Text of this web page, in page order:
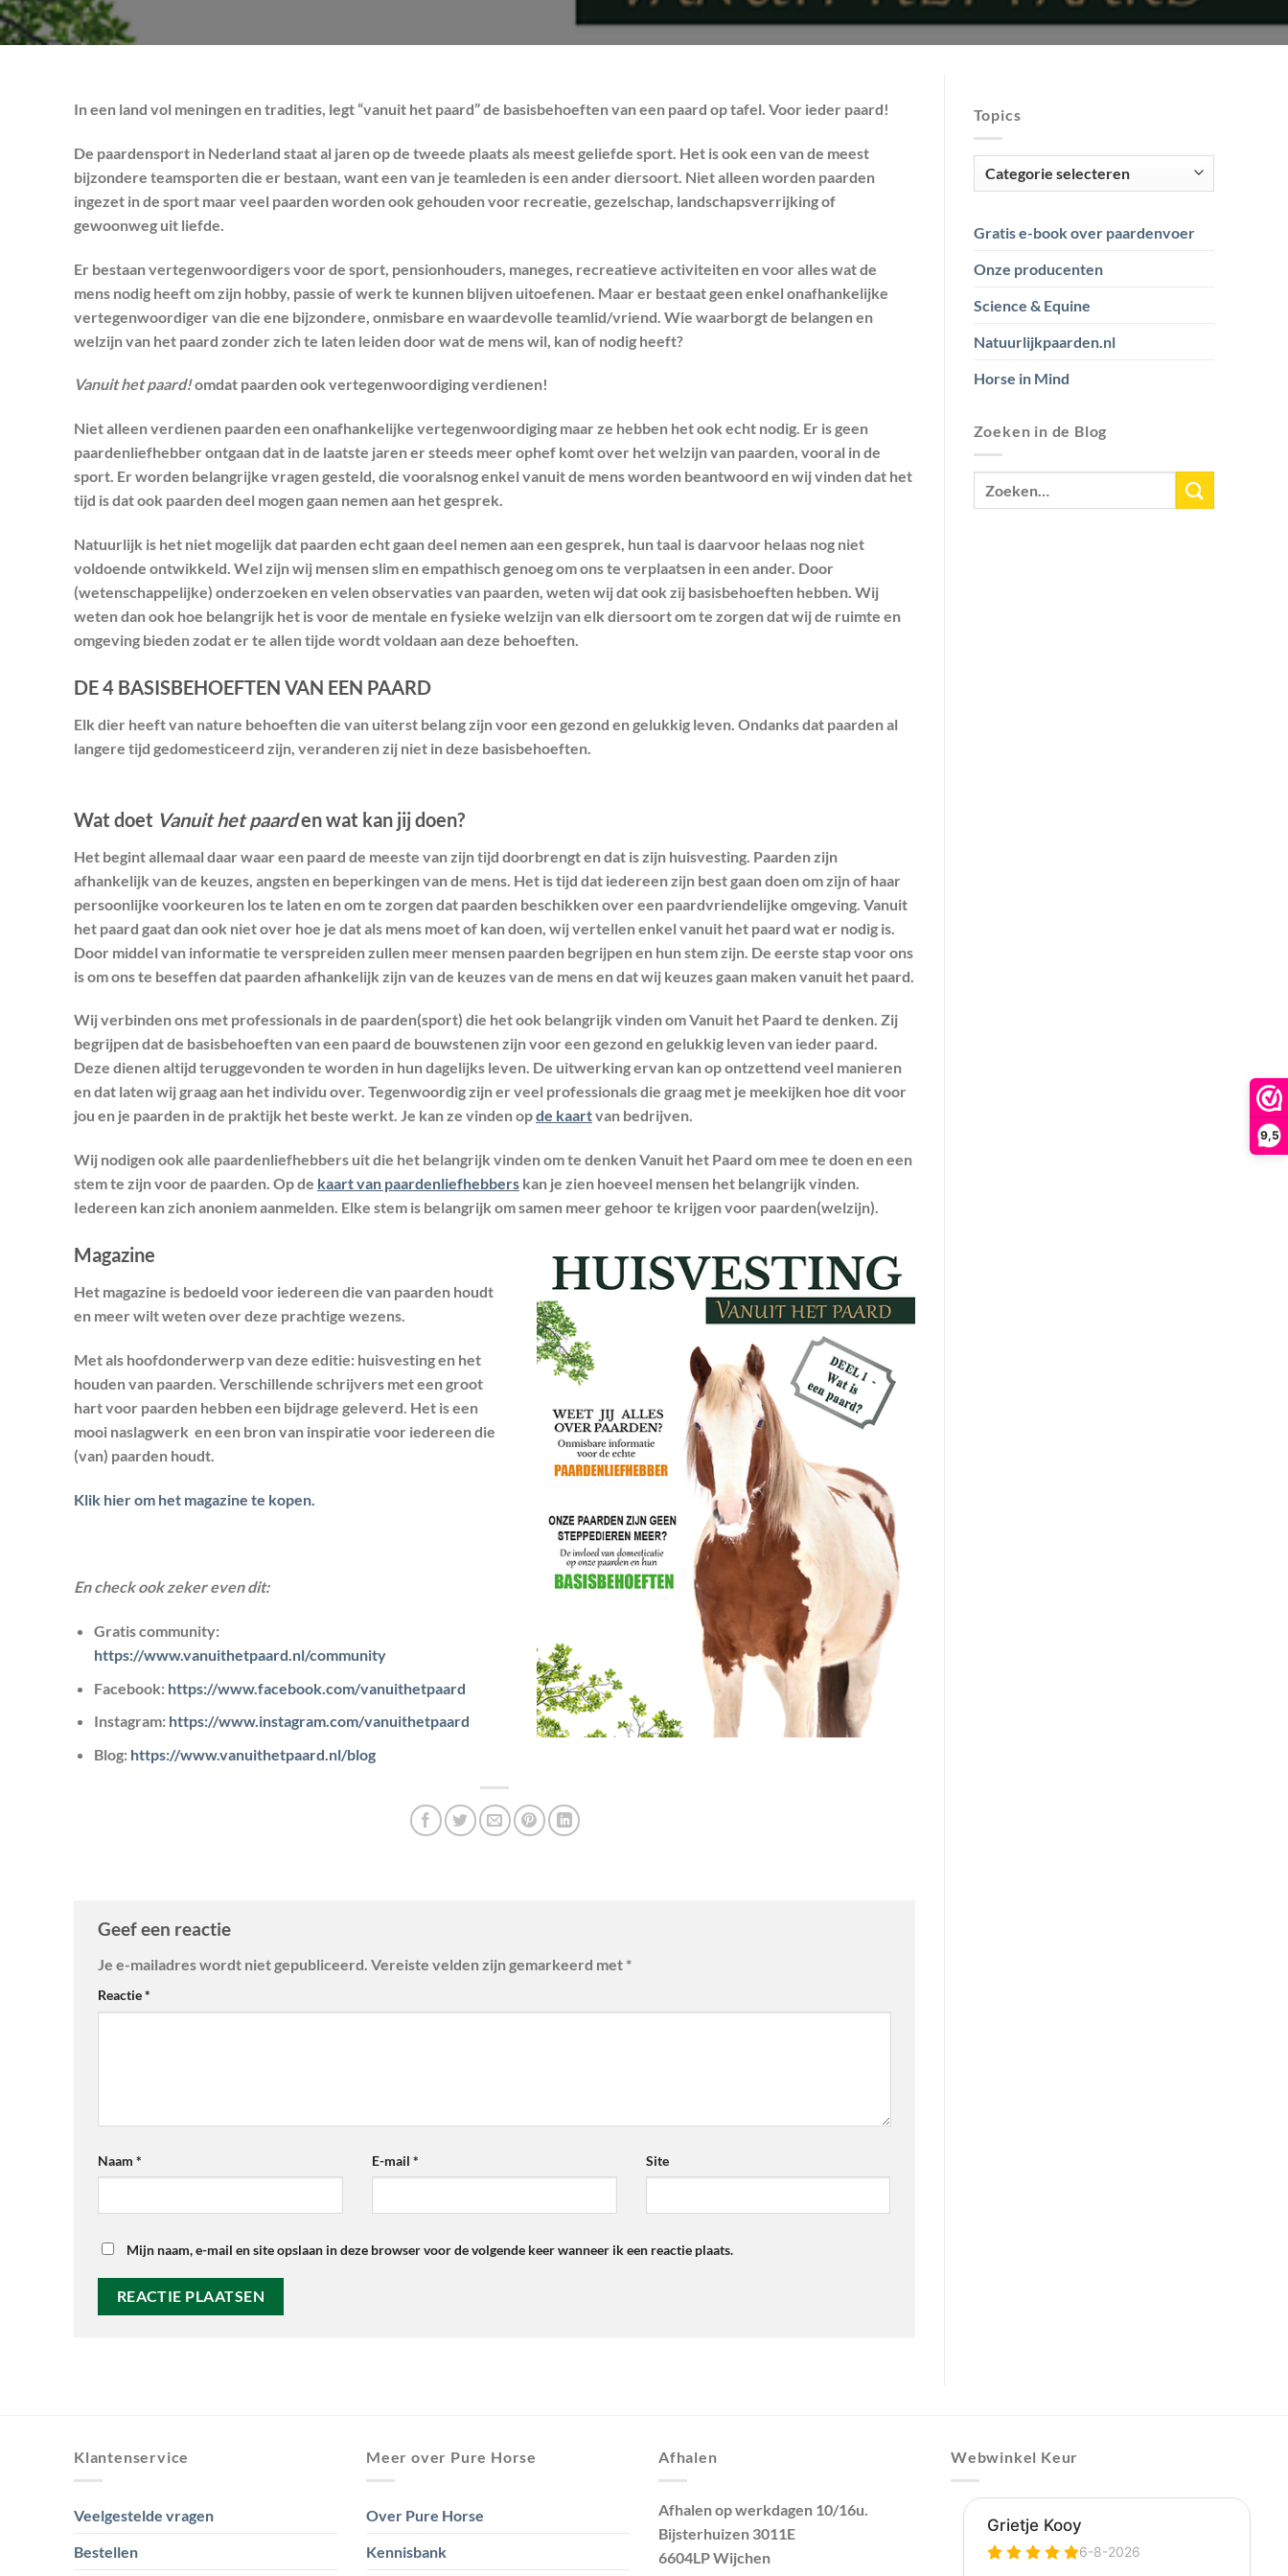
9,5
In een land vol meningen en tradities, legt “vanuit het paard” de basisbehoeften van een paard op tafel. Voor ieder paard!
De paardensport in Nederland staat al jaren op de tweede plaats als meest geliefde sport. Het is ook een van de meest
bijzondere teamsporten die er bestaan, want een van je teamleden is een ander diersoort. Niet alleen worden paarden
ingezet in de sport maar veel paarden worden ook gehouden voor recreatie, gezelschap, landschapsverrijking of
gewoonweg uit liefde.
Er bestaan vertegenwoordigers voor de sport, pensionhouders, maneges, recreatieve activiteiten en voor alles wat de
mens nodig heeft om zijn hobby, passie of werk te kunnen blijven uitoefenen. Maar er bestaat geen enkel onafhankelijke
vertegenwoordiger van die ene bijzondere, onmisbare en waardevolle teamlid/vriend. Wie waarborgt de belangen en
welzijn van het paard zonder zich te laten leiden door wat de mens wil, kan of nodig heeft?
Vanuit het paard!omdat paarden ook vertegenwoordiging verdienen!
Niet alleen verdienen paarden een onafhankelijke vertegenwoordiging maar ze hebben het ook echt nodig. Er is geen
paardenliefhebber ontgaan dat in de laatste jaren er steeds meer ophef komt over het welzijn van paarden, vooral in de
sport. Er worden belangrijke vragen gesteld, die vooralsnog enkel vanuit de mens worden beantwoord en wij vinden dat het
tijd is dat ook paarden deel mogen gaan nemen aan het gesprek.
Natuurlijk is het niet mogelijk dat paarden echt gaan deel nemen aan een gesprek, hun taal is daarvoor helaas nog niet
voldoende ontwikkeld. Wel zijn wij mensen slim en empathisch genoeg om ons te verplaatsen in een ander. Door
(wetenschappelijke) onderzoeken en velen observaties van paarden, weten wij dat ook zij basisbehoeften hebben. Wij
weten dan ook hoe belangrijk het is voor de mentale en fysieke welzijn van elk diersoort om te zorgen dat wij de ruimte en
omgeving bieden zodat er te allen tijde wordt voldaan aan deze behoeften.
DE 4 BASISBEHOEFTEN VAN EEN PAARD
Elk dier heeft van nature behoeften die van uiterst belang zijn voor een gezond en gelukkig leven. Ondanks dat paarden al
langere tijd gedomesticeerd zijn, veranderen zij niet in deze basisbehoeften.
Wat doet Vanuit het paarden wat kan jij doen?
Het begint allemaal daar waar een paard de meeste van zijn tijd doorbrengt en dat is zijn huisvesting. Paarden zijn
afhankelijk van de keuzes, angsten en beperkingen van de mens. Het is tijd dat iedereen zijn best gaan doen om zijn of haar
persoonlijke voorkeuren los te laten en om te zorgen dat paarden beschikken over een paardvriendelijke omgeving. Vanuit
het paard gaat dan ook niet over hoe je dat als mens moet of kan doen, wij vertellen enkel vanuit het paard wat er nodig is.
Door middel van informatie te verspreiden zullen meer mensen paarden begrijpen en hun stem zijn. De eerste stap voor ons
is om ons te beseffen dat paarden afhankelijk zijn van de keuzes van de mens en dat wij keuzes gaan maken vanuit het paard.
Wijverbindenons met professionals in de paarden(sport) die het ook belangrijk vinden om Vanuit het Paard te denken. Zij
begrijpen dat de basisbehoeften van een paard de bouwstenen zijn voor een gezond en gelukkig leven van ieder paard.
Deze dienen altijd teruggevonden te worden in hun dagelijks leven. De uitwerking ervan kan op ontzettend veel manieren
en dat laten wij graag aan het individu over. Tegenwoordig zijn er veel professionals die graag met je meekijken hoe dit voor
jou en je paarden in de praktijk het beste werkt. Je kan ze vinden opde kaartvan bedrijven.
Wij nodigen ook alle paardenliefhebbers uit die het belangrijk vinden om te denken Vanuit het Paard om mee te doen en een
stem te zijn voor de paarden. Op de kaart van paardenliefhebbers kan je zien hoeveel mensen het belangrijk vinden.
Iedereen kan zich anoniem aanmelden. Elke stem is belangrijk om samen meer gehoor te krijgen voor paarden(welzijn).
Magazine
Het magazine is bedoeld voor iedereen die van paarden houdt
en meer wilt weten over deze prachtige wezens.​
Met als hoofdonderwerp van deze editie: huisvesting en het
houden van paarden. Verschillende schrijvers met een groot
hart voor paarden hebben een bijdrage geleverd. Het is een
mooi naslagwerk en een bron van inspiratie voor iedereen die
(van) paarden houdt.
Klik hier om het magazine te kopen.
En check ook zeker even dit:
Gratis community:
https://www.vanuithetpaard.nl/community
Facebook: https://www.facebook.com/vanuithetpaard
Instagram: https://www.instagram.com/vanuithetpaard
Blog: https://www.vanuithetpaard.nl/blog
Geef een reactie
Je e-mailadres wordt niet gepubliceerd. Vereiste velden zijn gemarkeerd met *
Reactie*
Naam * E-mail * Site
Mijn naam, e-mail en site opslaan in deze browser voor de volgende keer wanneer ik een reactie plaats.
Topics
Topics
Gratis e-book over paardenvoer
Onze producenten
Science & Equine
Natuurlijkpaarden.nl
Horse in Mind
Zoeken in de Blog
Klantenservice
Veelgestelde vragen
Bestellen
Meer over Pure Horse
Over Pure Horse
Kennisbank
Afhalen
Afhalen op werkdagen 10/16u.
Bijsterhuizen 3011E
6604LP Wijchen
Webwinkel Keur